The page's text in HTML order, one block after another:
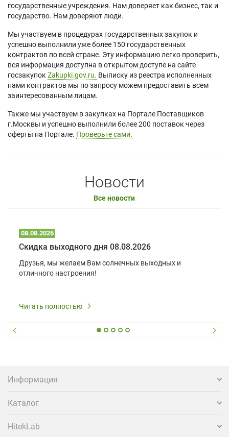
государственные учреждения. Нам доверяет как бизнес, так и
государство. Нам доверяют люди.
Мы участвуем в процедурах государственных закупок и
успешно выполнили уже более 150 государственных
контрактов по всей стране. Эту информацию легко проверить,
вся информация доступна в открытом доступе на сайте
госзакупок Zakupki.gov.ru. Выписку из реестра исполненных
нами контрактов мы по запросу можем предоставить всем
заинтересованным лицам.
Также мы участвуем в закупках на Портале Поставщиков
г.Москвы и успешно выполнили более 200 поставок через
оферты на Портале. Проверьте сами.
Новости
Все новости
08.08.2026
Скидка выходного дня 08.08.2026
Друзья, мы желаем Вам солнечных выходных и
отличного настроения!
Читать полностью
Информация
Каталог
HitekLab